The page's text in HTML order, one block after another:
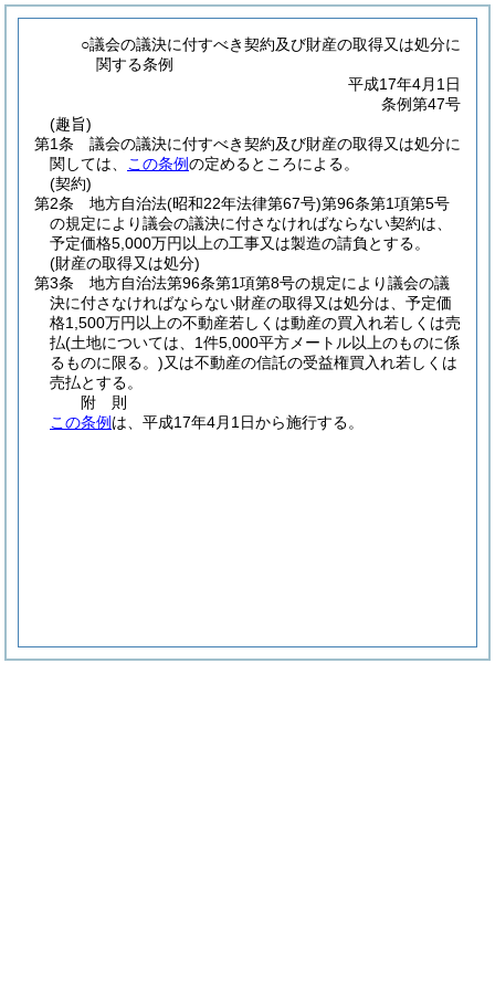
○議会の議決に付すべき契約及び財産の取得又は処分に
関する条例
平成17年4月1日
条例第47号
(趣旨)
第1条
議会の議決に付すべき契約及び財産の取得又は処分に
関しては、
この条例の定めるところによる。
(契約)
第2条
地方自治法(昭和22年法律第67号)第96条第1項第5号
の規定により議会の議決に付さなければならない契約は、
予定価格5,000万円以上の工事又は製造の請負とする。
(財産の取得又は処分)
第3条
地方自治法第96条第1項第8号の規定により議会の議
決に付さなければならない財産の取得又は処分は、予定価
格1,500万円以上の不動産若しくは動産の買入れ若しくは売
払(土地については、1件5,000平方メートル以上のものに係
るものに限る。)又は不動産の信託の受益権買入れ若しくは
売払とする。
附 則
この条例 は、平成17年4月1日から施行する。